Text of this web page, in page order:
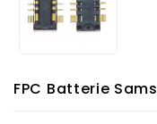
FPC Batterie